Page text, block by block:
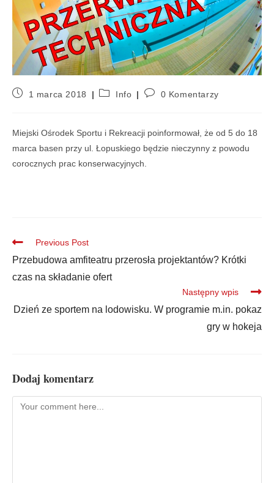
1 marca 2018 Info 0 Komentarzy
Miejski Ośrodek Sportu i Rekreacji poinformował, że od 5 do 18
marca basen przy ul. Łopuskiego będzie nieczynny z powodu
corocznych prac konserwacyjnych.
Previous Post
Przebudowa amfiteatru przerosła projektantów? Krótki
czas na składanie ofert
Następny wpis
Dzień ze sportem na lodowisku. W programie m.in. pokaz
gry w hokeja
Dodaj komentarz